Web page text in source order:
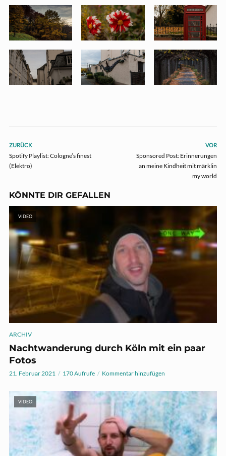
ZURÜCK
Spotify Playlist: Cologne’s finest
(Elektro)
VOR
Sponsored Post: Erinnerungen
an meine Kindheit mit märklin
my world
KÖNNTE DIR GEFALLEN
VIDEO
ARCHIV
Nachtwanderung durch Köln mit ein paar
Fotos
21. Februar 2021 170 Aufrufe Kommentar hinzufügen
VIDEO